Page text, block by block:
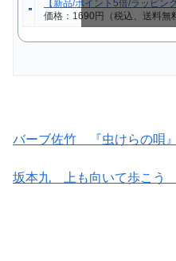
【新品/ポイント5倍/ラッピ
価格：1690円（税込、送料無
バーブ佐竹 『虫けらの唄
坂本九 上も向いて歩こう